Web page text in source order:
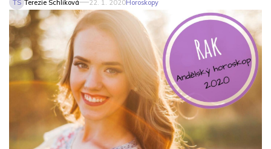
TS Terezie Schliková 22. 1. 2020Horoskopy